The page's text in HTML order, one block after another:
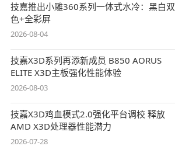
技嘉推出小雕360系列一体式水冷：黑白双
色+全彩屏
2026-08-04
技嘉X3D系列再添新成员 B850 AORUS
ELITE X3D主板强化性能体验
2026-08-03
技嘉X3D鸡血模式2.0强化平台调校 释放
AMD X3D处理器性能潜力
2026-07-28